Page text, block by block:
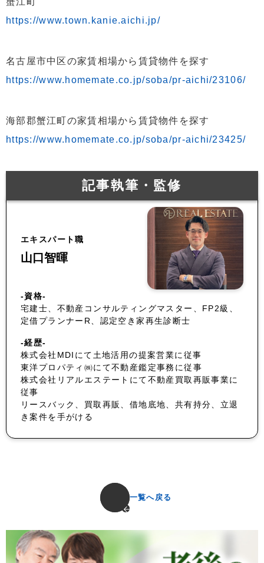
https://www.town.kanie.aichi.jp/
名古屋市中区の家賃相場から賃貸物件を探す
https://www.homemate.co.jp/soba/pr-aichi/23106/
海部郡蟹江町の家賃相場から賃貸物件を探す
https://www.homemate.co.jp/soba/pr-aichi/23425/
記事執筆・監修
エキスパート職
山口智暉
-資格-
宅建士、不動産コンサルティングマスター、FP2級、
定借プランナーR、認定空き家再生診断士
-経歴-
株式会社MDIにて土地活用の提案営業に従事
東洋プロパティ㈱にて不動産鑑定事務に従事
株式会社リアルエステートにて不動産買取再販事業に
従事
リースバック、買取再販、借地底地、共有持分、立退
き案件を手がける
一覧へ戻る